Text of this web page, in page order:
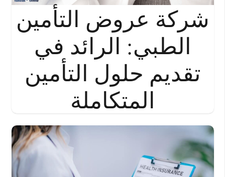
شركة عروض التأمين
الطبي: الرائد في
تقديم حلول التأمين
المتكاملة